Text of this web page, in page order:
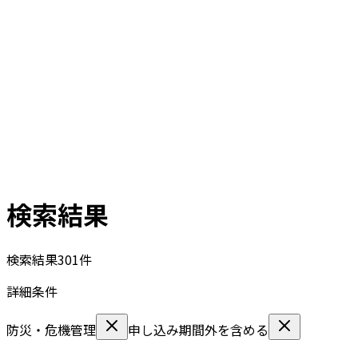
検索結果
検索結果301件
詳細条件
防災・危機管理
申し込み期間外を含める